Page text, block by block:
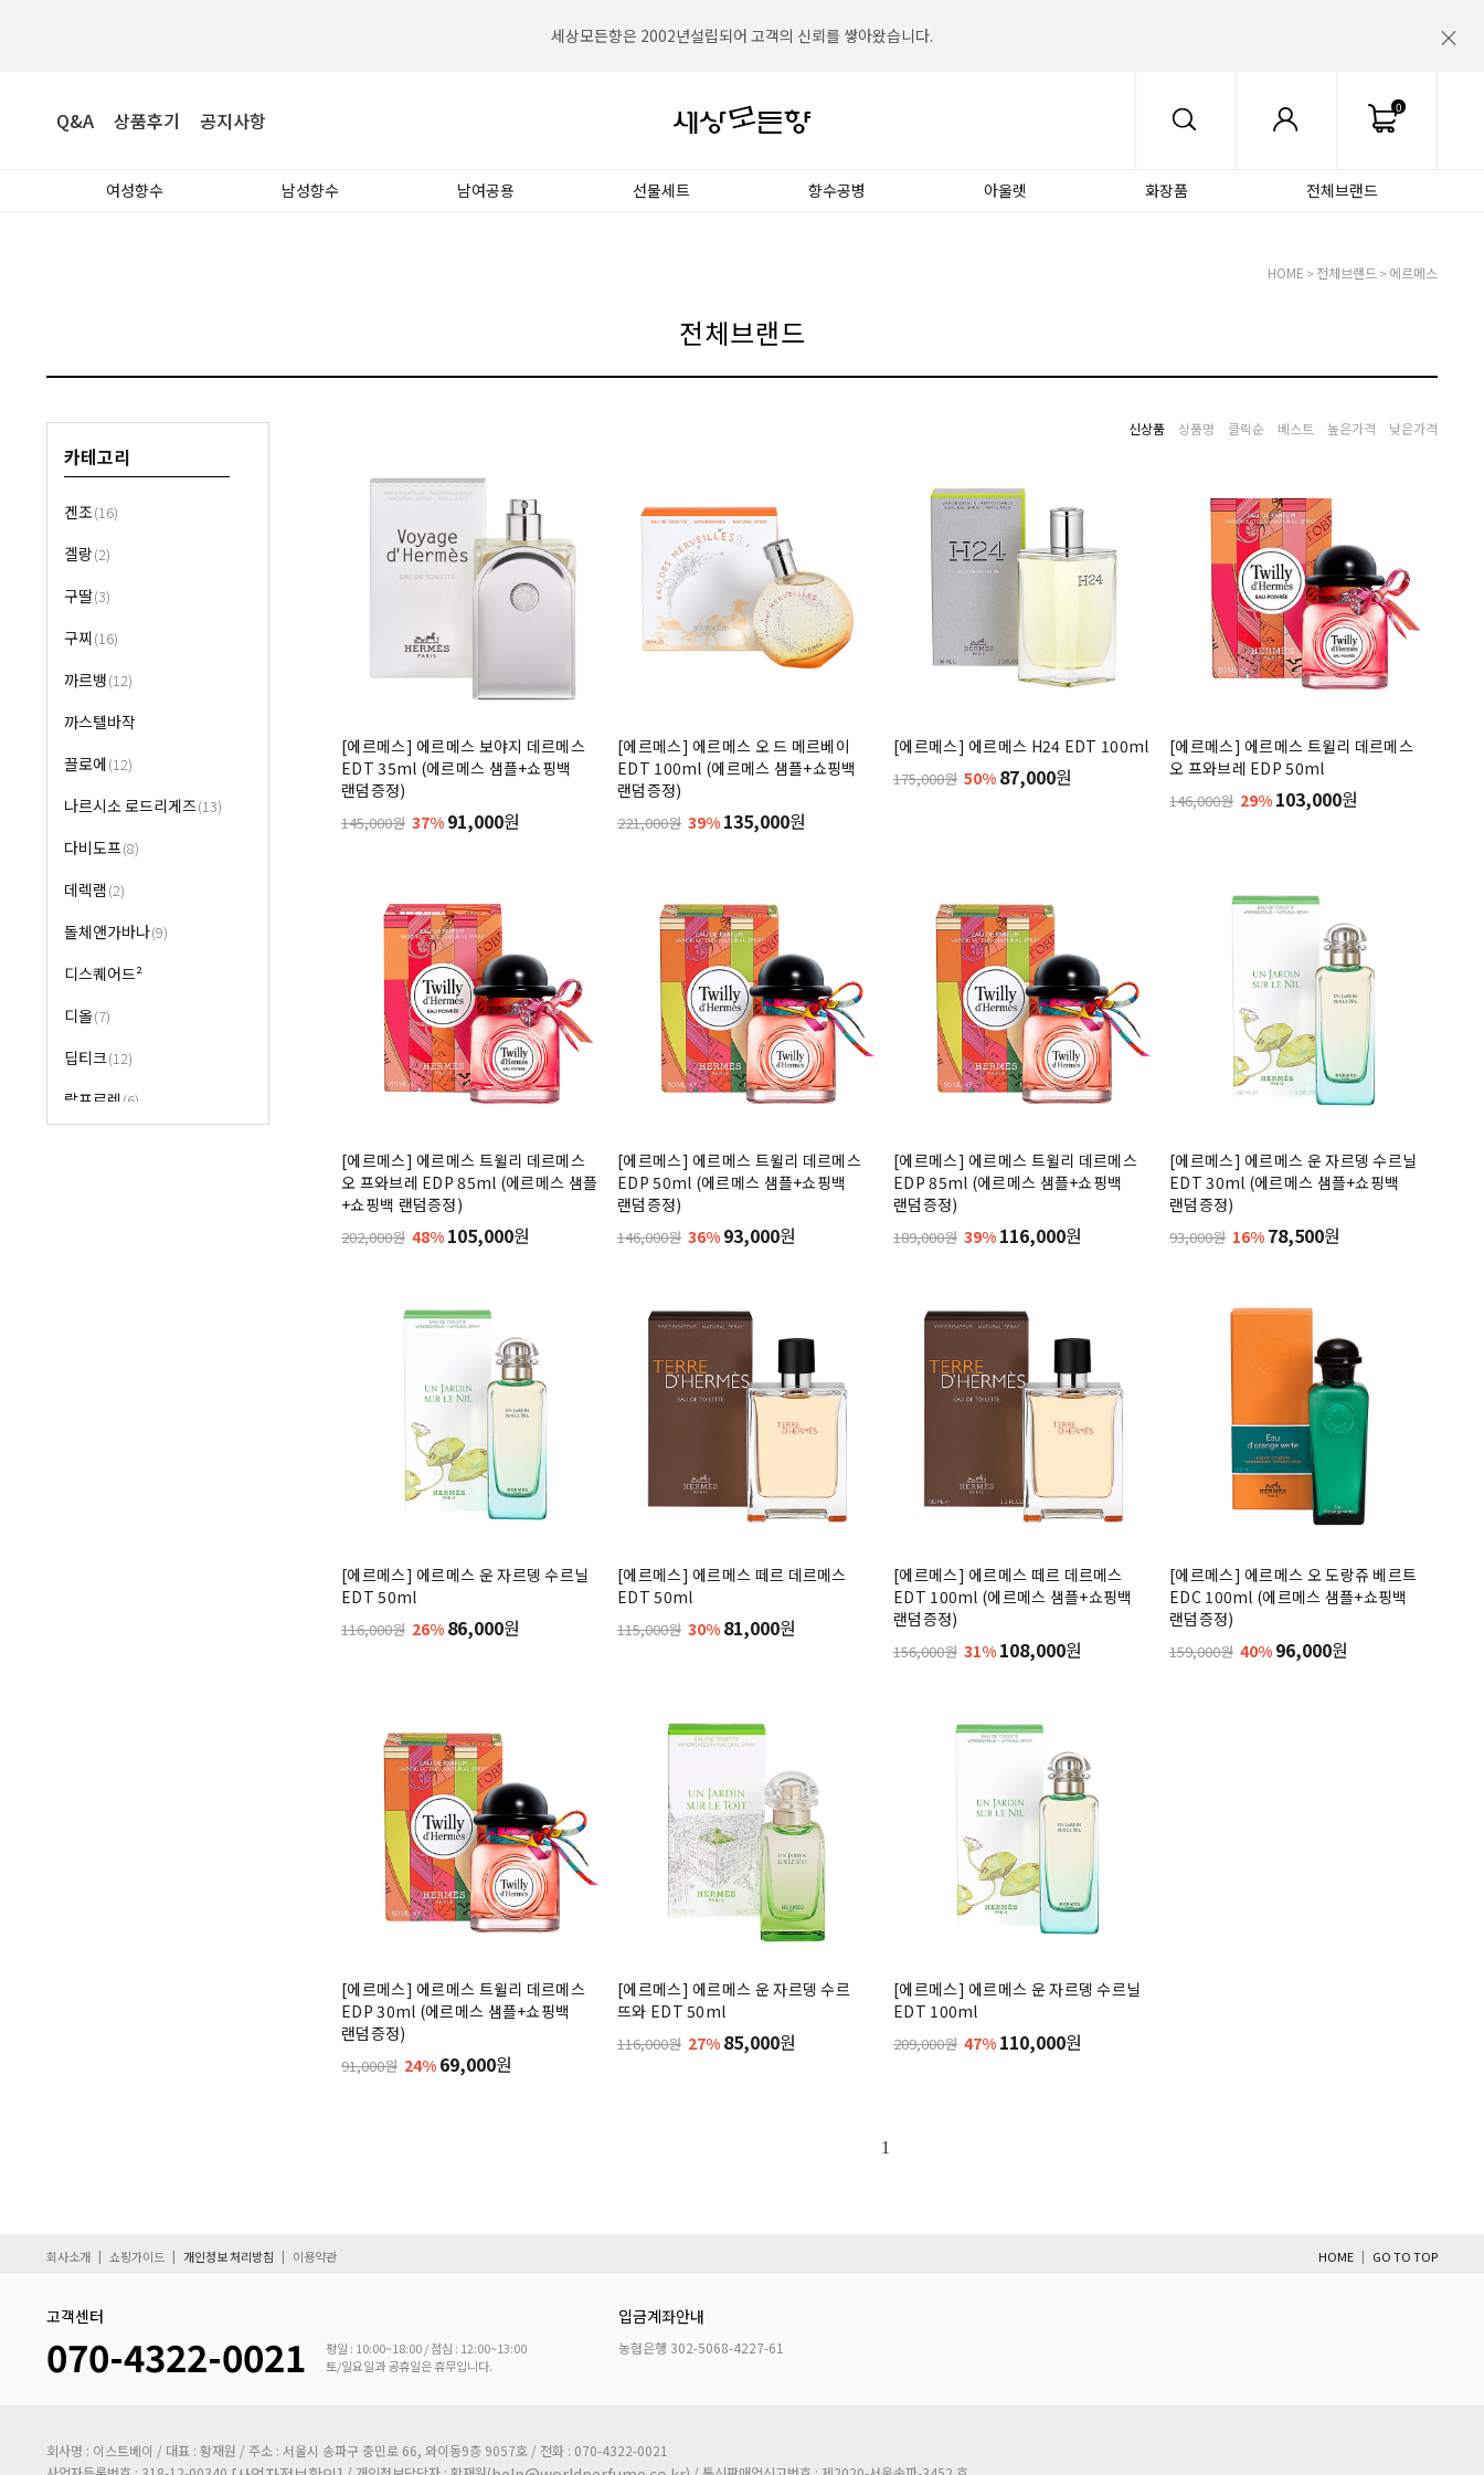
세상모든향은 2002년설립되어 고객의 신뢰를 쌓아왔습니다.
세상모든향은 대한민국 NO.1향수전문쇼핑몰입니다.
Q&A 상품후기 공지사항
0
여성향수 남성향수 남여공용 선물세트 향수공병 아울렛 화장품 전체브랜드
HOME >전체브랜드 >에르메스
전체브랜드
카테고리
겐조(16)
겔랑(2)
구딸(3)
구찌(16)
까르뱅(12)
까스텔바작
끌로에(12)
나르시소 로드리게즈(13)
다비도프(8)
데렉램 (2)
돌체앤가바나(9)
디스퀘어드²
디올(7)
딥티크(12)
랄프로렌 (6)
샤리올
스윗던 (3)
아라미스
신상품 상품명 클릭순 베스트 높은가격 낮은가격
[에르메스] 에르메스 보야지 데르메스
EDT 35ml (에르메스 샘플+쇼핑백
랜덤증정)
145,000원 37% 91,000원
[에르메스] 에르메스 오 드 메르베이
EDT 100ml (에르메스 샘플+쇼핑백
랜덤증정)
221,000원 39% 135,000원
[에르메스] 에르메스 H24 EDT 100ml
175,000원 50% 87,000원
[에르메스] 에르메스 트윌리 데르메스
오 프와브레 EDP 50ml
146,000원 29% 103,000원
[에르메스] 에르메스 트윌리 데르메스
오 프와브레 EDP 85ml (에르메스 샘플
+쇼핑백 랜덤증정)
202,000원 48% 105,000원
[에르메스] 에르메스 트윌리 데르메스
EDP 50ml (에르메스 샘플+쇼핑백
랜덤증정)
146,000원 36% 93,000원
[에르메스] 에르메스 트윌리 데르메스
EDP 85ml (에르메스 샘플+쇼핑백
랜덤증정)
189,000원 39% 116,000원
[에르메스] 에르메스 운 자르뎅 수르닐
EDT 30ml (에르메스 샘플+쇼핑백
랜덤증정)
93,000원 16% 78,500원
[에르메스] 에르메스 운 자르뎅 수르닐
EDT 50ml
116,000원 26% 86,000원
[에르메스] 에르메스 떼르 데르메스
EDT 50ml
115,000원 30% 81,000원
[에르메스] 에르메스 떼르 데르메스
EDT 100ml (에르메스 샘플+쇼핑백
랜덤증정)
156,000원 31% 108,000원
[에르메스] 에르메스 오 도랑쥬 베르트
EDC 100ml (에르메스 샘플+쇼핑백
랜덤증정)
159,000원 40% 96,000원
[에르메스] 에르메스 트윌리 데르메스
EDP 30ml (에르메스 샘플+쇼핑백
랜덤증정)
91,000원 24% 69,000원
[에르메스] 에르메스 운 자르뎅 수르
뜨와 EDT 50ml
116,000원 27% 85,000원
[에르메스] 에르메스 운 자르뎅 수르닐
EDT 100ml
209,000원 47% 110,000원
1
회사소개 | 쇼핑가이드 | 개인정보 처리방침 | 이용약관 HOME | GO TO TOP
고객센터
070-4322-0021
평일 : 10:00~18:00 / 점심 : 12:00~13:00
토/일요일과 공휴일은 휴무입니다.
입금계좌안내
농협은행 302-5068-4227-61
회사명 : 이스트베이 / 대표 : 황재원 / 주소 : 서울시 송파구 충민로 66, 와이동9층 9057호 / 전화 : 070-4322-0021